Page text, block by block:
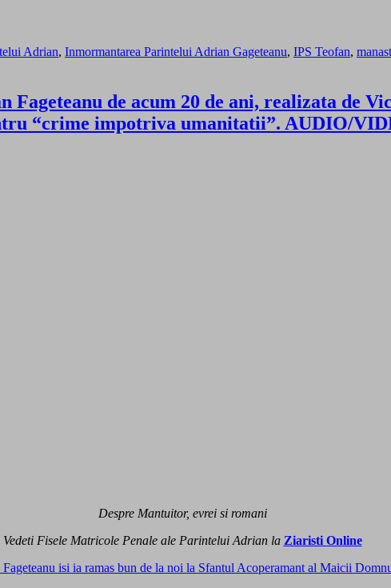
Adrian, Inmormantarea Parintelui Adrian Gageteanu, IPS Teofan,
de acum 20 de ani, realizata de
“crime impotriva umanitatii”. AUDIO/
Despre Mantuitor, evrei si romani
Vedeti Fisele Matricole Penale ale Parintelui Adrian la Ziaristi Online
Fageteanu isi ia ramas bun de la noi la Sfantul Acoperamant al Maicii